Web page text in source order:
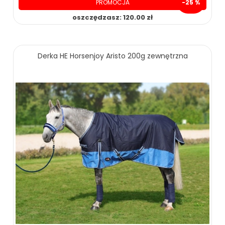
PROMOCJA -25 %
oszczędzasz: 120.00 zł
Derka HE Horsenjoy Aristo 200g zewnętrzna